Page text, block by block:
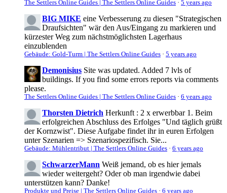
The Settlers Online Guides | The Settlers Online Guides · 5 years ago
BIG MIKE eine Verbesserung zu diesen "Strategischen
Draufsichten" wär den Aus/Eingang zu markieren und
kürzester Weg zum nächstmöglichsten Lagerhaus
einzublenden
Gebäude: Gold-Turm | The Settlers Online Guides · 5 years ago
Demonisius Site was updated. Added 7 lvls of
buildings. If you find some errors reports via comments
please.
The Settlers Online Guides | The Settlers Online Guides · 6 years ago
Thorsten Dietrich Herkunft : 2 x erwerbbar 1. Beim
erfolgreichen Abschluss des Erfolges "Und täglich grüßt
der Kornzwist". Diese Aufgabe findet ihr in euren Erfolgen
unter Szenarien => Szenariospezifisch. Sie...
Gebäude: Mühlentribut | The Settlers Online Guides · 6 years ago
SchwarzerMann Weiß jemand, ob es hier jemals
wieder weitergeht? Oder ob man irgendwie dabei
unterstützen kann? Danke!
Produkte und Preise | The Settlers Online Guides · 6 years ago